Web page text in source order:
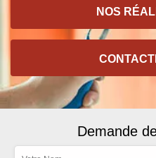
NOS
Demande